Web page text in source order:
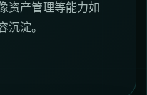
资产管理等能力如
沉淀。